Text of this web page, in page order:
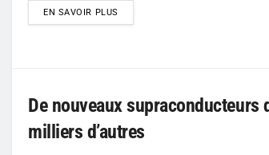
EN SAVOIR PLUS
De nouveaux
milliers d’autres